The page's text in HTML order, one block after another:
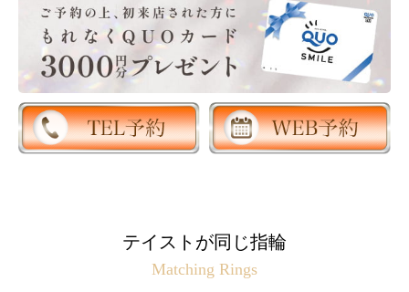
テイストが同じ指輪
Matching Rings